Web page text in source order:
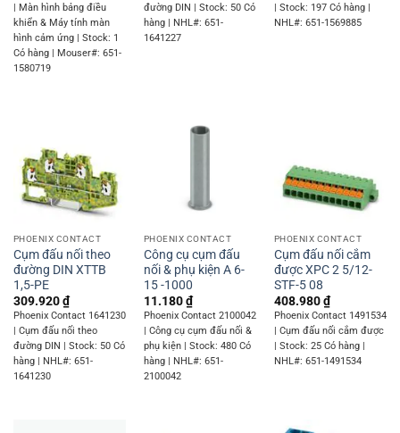
| Màn hình bảng điều
khiển & Máy tính màn
hình cảm ứng | Stock: 1
Có hàng | Mouser#: 651-
1580719
đường DIN | Stock: 50 Có
hàng | NHL#: 651-
1641227
| Stock: 197 Có hàng |
NHL#: 651-1569885
PHOENIX CONTACT
Cụm đấu nối theo
đường DIN XTTB
1,5-PE
309.920₫
Phoenix Contact 1641230
| Cụm đấu nối theo
đường DIN | Stock: 50 Có
hàng | NHL#: 651-
1641230
PHOENIX CONTACT
Công cụ cụm đấu
nối & phụ kiện A 6-
15 -1000
11.180₫
Phoenix Contact 2100042
| Công cụ cụm đấu nối &
phụ kiện | Stock: 480 Có
hàng | NHL#: 651-
2100042
PHOENIX CONTACT
Cụm đấu nối cắm
được XPC 2 5/12-
STF-5 08
408.980₫
Phoenix Contact 1491534
| Cụm đấu nối cắm được
| Stock: 25 Có hàng |
NHL#: 651-1491534